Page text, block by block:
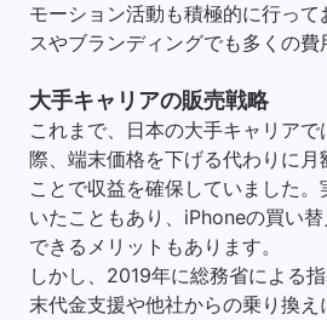
モーション活動も積極的に行っ
スやブランディングでも多くの費
大手キャリアの販売戦略
これまで、日本の大手キャリア
際、端末価格を下げる代わりに月
ことで収益を確保していました
いたこともあり、iPhoneの買い替
できるメリットもあります。
しかし、2019年に総務省による
末代金支援や他社からの乗り換